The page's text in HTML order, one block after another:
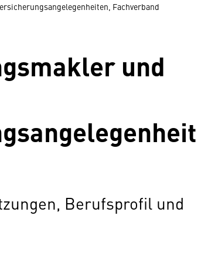
Fachverband
und
Berufsprofil und